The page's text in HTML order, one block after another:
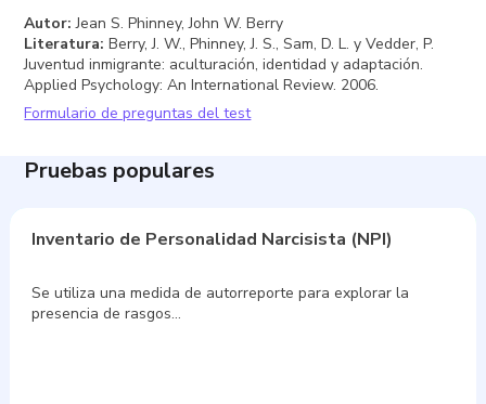
Autor: Jean S. Phinney, John W. Berry
Literatura: Berry, J. W., Phinney, J. S., Sam, D. L. y Vedder, P.
Juventud inmigrante: aculturación, identidad y adaptación.
Applied Psychology: An International Review. 2006.
Formulario de preguntas del test
Pruebas populares
Inventario de Personalidad Narcisista (NPI)
Se utiliza una medida de autorreporte para explorar la
presencia de rasgos…